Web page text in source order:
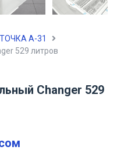
А-31
529 литров
Changer 529